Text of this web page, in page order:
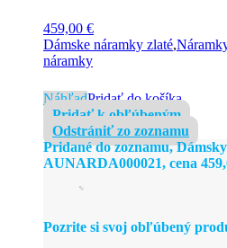
459,00 €
Dámske náramky zlaté,
náramky
NáhľadPridať do košíka
Pridať k obľúbeným
Odstrániť zo zoznamu
Pridané do zoznamu,
AUNARDA000021, cena
Pozrite si svoj obľúbený